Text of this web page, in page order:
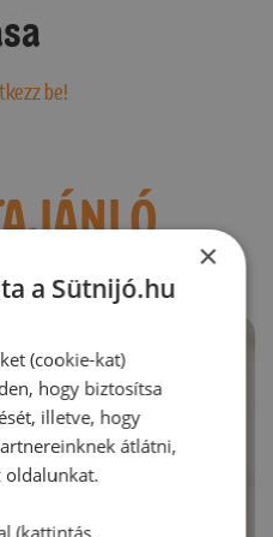
be!
×
a Sütnijó.hu
(cookie-kat)
hogy biztosítsa
illetve, hogy
átlátni,
oldalunkat.
(kattintás,